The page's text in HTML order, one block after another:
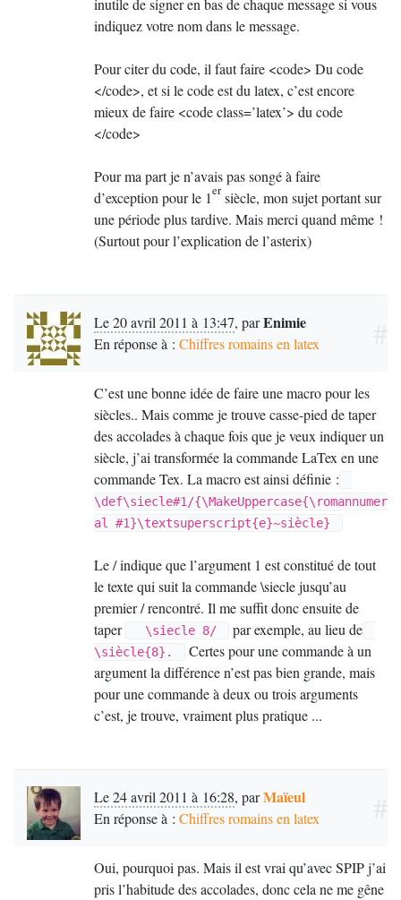
inutile de signer en bas de chaque message si vous
indiquez votre nom dans le message.
Pour citer du code, il faut faire <code> Du code
</code>, et si le code est du latex, c’est encore
mieux de faire <code class=’latex’> du code
</code>
Pour ma part je n’avais pas songé à faire
d’exception pour le 1er siècle, mon sujet portant sur
une période plus tardive. Mais merci quand même !
(Surtout pour l’explication de l’asterix)
Le 20 avril 2011 à 13:47, parEnimie
En réponse à : Chiffres romains en latex
C’est une bonne idée de faire une macro pour les
siècles.. Mais comme je trouve casse-pied de taper
des accolades à chaque fois que je veux indiquer un
siècle, j’ai transformée la commande LaTex en une
commande Tex. La macro est ainsi définie :
\def\siecle#1/{\MakeUppercase{\romannumer
al #1}\textsuperscript{e}~siècle}
Le / indique que l’argument 1 est constitué de tout
le texte qui suit la commande \siecle jusqu’au
premier / rencontré. Il me suffit donc ensuite de
taper
\siecle 8/ par exemple, au lieu de
\siècle{8}.
Certes pour une commande à un
argument la différence n’est pas bien grande, mais
pour une commande à deux ou trois arguments
c’est, je trouve, vraiment plus pratique ...
Le 24 avril 2011 à 16:28, parMaïeul
En réponse à : Chiffres romains en latex
Oui, pourquoi pas. Mais il est vrai qu’avecSPIPj’ai
pris l’habitude des accolades, donc cela ne me gêne